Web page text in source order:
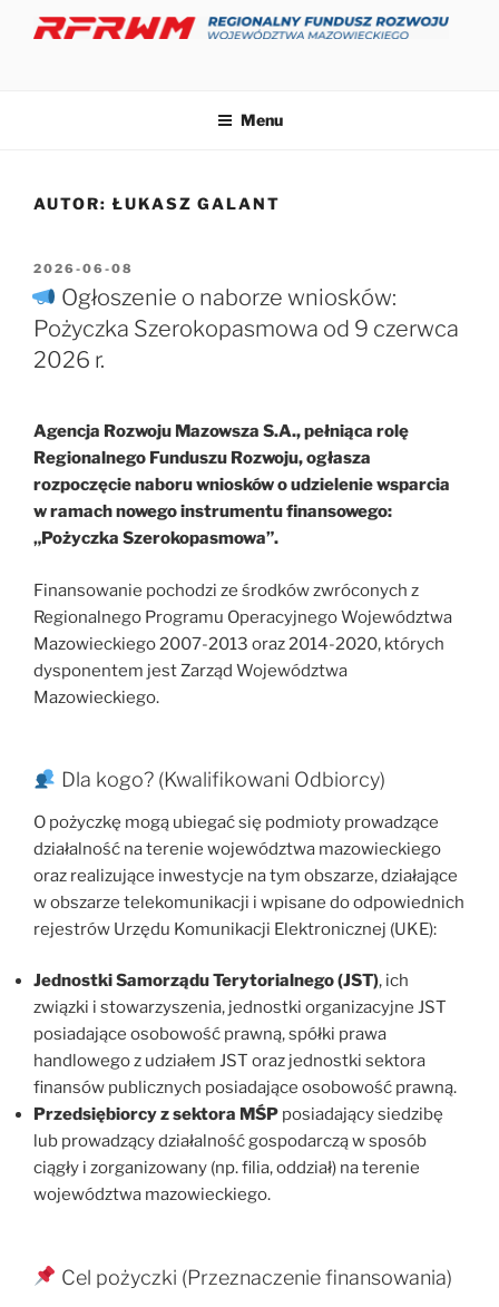
Przejdź
Menu
AUTOR: ŁUKASZ GALANT
OPUBLIKOWANE
W
2026-06-08
Ogłoszenie o naborze wniosków:
Pożyczka Szerokopasmowa od 9 czerwca
2026 r.
Agencja Rozwoju Mazowsza S.A., pełniąca rolę
Regionalnego Funduszu Rozwoju, ogłasza
rozpoczęcie naboru wniosków o udzielenie wsparcia
w ramach nowego instrumentu finansowego:
„Pożyczka Szerokopasmowa”.
Finansowanie pochodzi ze środków zwróconych z
Regionalnego Programu Operacyjnego Województwa
Mazowieckiego 2007-2013 oraz 2014-2020, których
dysponentem jest Zarząd Województwa
Mazowieckiego.
Dla kogo? (Kwalifikowani Odbiorcy)
O pożyczkę mogą ubiegać się podmioty prowadzące
działalność na terenie województwa mazowieckiego
oraz realizujące inwestycje na tym obszarze, działające
w obszarze telekomunikacji i wpisane do odpowiednich
rejestrów Urzędu Komunikacji Elektronicznej (UKE):
Jednostki Samorządu Terytorialnego (JST), ich
związki i stowarzyszenia, jednostki organizacyjne JST
posiadające osobowość prawną, spółki prawa
handlowego z udziałem JST oraz jednostki sektora
finansów publicznych posiadające osobowość prawną.
Przedsiębiorcy z sektora MŚP posiadający siedzibę
lub prowadzący działalność gospodarczą w sposób
ciągły i zorganizowany (np. filia, oddział) na terenie
województwa mazowieckiego.
Cel pożyczki (Przeznaczenie finansowania)